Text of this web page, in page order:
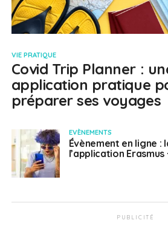
VIE PRATIQUE
Covid Trip Planner :
application pratique
préparer ses voyages
EVÈNEMENTS
Évènement en ligne :
l’application Erasmus
PUBLICITÉ